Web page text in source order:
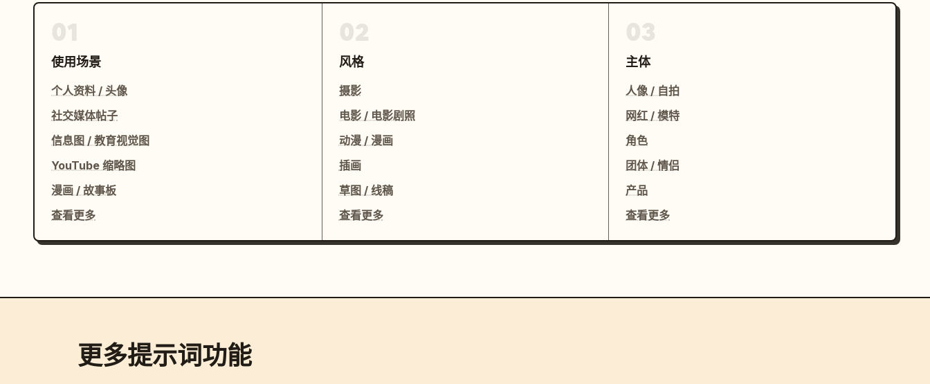
使用场景
个人资料 / 头像
社交媒体帖子
信息图 / 教育视觉图
YouTube 缩略图
漫画 / 故事板
查看更多
风格
摄影
电影 / 电影剧照
动漫 / 漫画
插画
草图 / 线稿
查看更多
主体
人像 / 自拍
网红 / 模特
角色
团体 / 情侣
产品
查看更多
更多提示词功能